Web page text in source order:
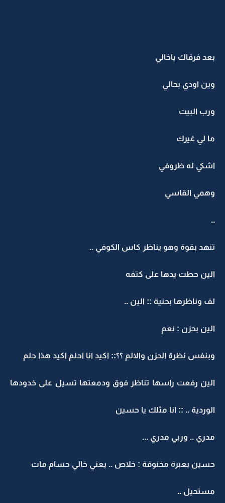
بعد فرقاك ياخالي
وين اودي بحالي
ورب البيت
ما لي غيرك
اشكي له ظروفي
وهمي القاسي
..
تنهد بقوة وهو يناظر كاس الكوفي ..
الين حطت يدها على كتفه
لف وناظرها بحنية :: الين ..
الين بحزن : نعم
وبنفس نظرة الحزن والالم ؟؟:: اكيد انا احلم اكيد هذا حلم
الين رفعت راسها تناظر فوق ودمعتها تسيل على خدودها
الوردية .. :: انا مثلك يا حسين
مدري .. وربي مدري ...
حسين بعبرة مخنوقة : خلاص .. يعني خالي حسام مات
مستحيل ..